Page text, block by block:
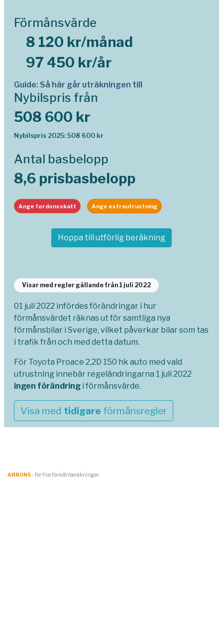
Förmånsvärde
8 120 kr/månad
97 450 kr/år
Guide: Så här går uträkningen till
Nybilspris från
508 600 kr
Nybilspris 2025: 508 600 kr
Antal basbelopp
8,6 prisbasbelopp
Ange fordonsskatt Ange extrautrustning
Hoppa till utförlig beräkning
Visar med regler gällande från 1 juli 2022
01 juli 2022 infördes förändringar i hur
förmånsvärdet räknas ut för samtliga nya
förmånsbilar i Sverige, vilket påverkar bilar som tas
i trafik från och med detta datum.
För Toyota Proace 2,2D 150 hk auto med vald
utrustning innebär regeländringarna 1 juli 2022
ingen förändring i förmånsvärde.
Visa med tidigare förmånsregler
ANNONS- för fria förmånberäkningar